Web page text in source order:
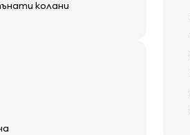
колани